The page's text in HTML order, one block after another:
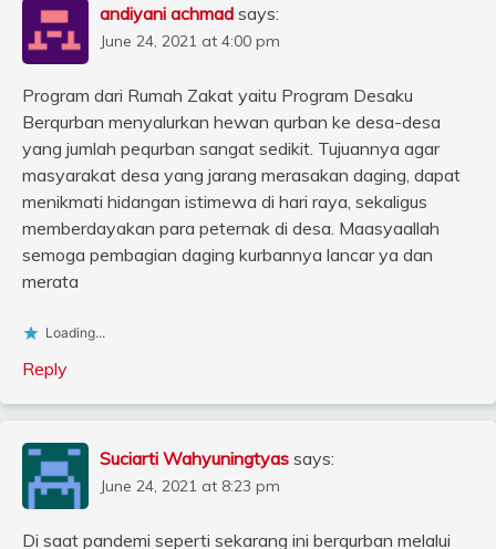
andiyani achmad says:
June 24, 2021 at 4:00 pm
Program dari Rumah Zakat yaitu Program Desaku
Berqurban menyalurkan hewan qurban ke desa-desa
yang jumlah pequrban sangat sedikit. Tujuannya agar
masyarakat desa yang jarang merasakan daging, dapat
menikmati hidangan istimewa di hari raya, sekaligus
memberdayakan para peternak di desa. Maasyaallah
semoga pembagian daging kurbannya lancar ya dan
merata
Loading...
Reply
Suciarti Wahyuningtyas says:
June 24, 2021 at 8:23 pm
Di saat pandemi seperti sekarang ini berqurban melalui